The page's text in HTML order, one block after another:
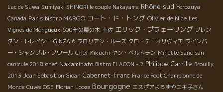
Lac de Suwa Sumiyaki SHINORI le couple Nakayama Rhône sud Yorozuya
Canada Paris bistro MARGO コート・ド・トング Olivier de Nice Les
Vignes de Mongueux 600年の栗の木 土佐 エリック・プフェーリング ブレン
ダン・トレイシー GINZA 6 フロリアン・ルーズ クロ・デ・オリヴィエ ワインバ
ー・シャンブル・ノワール Chef Kikuchi ヤン・ベルトラン Minette Sano san
canicule 2018 chef Nakaminato Bistro FLACON - 2 Philippe Carrille Brouilly
2013 Jean Sébastion Gioan Cabernet-Franc France Foot Championne de
Monde Cuvée OSE Florian Looze Bourgogne エスポアよろずやユキ子さん